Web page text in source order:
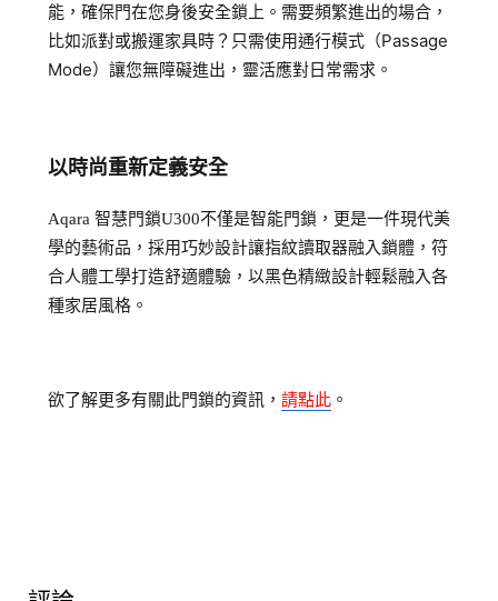
能，確保門在您身後安全鎖上。需要頻繁進出的場合，
比如派對或搬運家具時？只需使用通行模式（Passage
Mode）讓您無障礙進出，靈活應對日常需求。
以時尚重新定義安全
Aqara 智慧門鎖U300不僅是智能門鎖，更是一件現代美
學的藝術品，採用巧妙設計讓指紋讀取器融入鎖體，符
合人體工學打造舒適體驗，以黑色精緻設計輕鬆融入各
種家居風格。
欲了解更多有關此門鎖的資訊， 請點此。